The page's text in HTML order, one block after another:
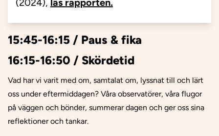
(2024), läs rapporten.
15:45-16:15 / Paus & fika
16:15-16:50 / Skördetid
Vad har vi varit med om, samtalat om, lyssnat till och lärt
oss under eftermiddagen? Våra observatörer, våra flugor
på väggen och bönder, summerar dagen och ger oss sina
reflektioner och tankar.